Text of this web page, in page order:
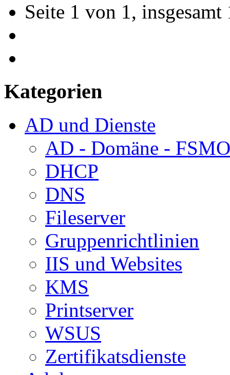
Seite 1 von 1, insgesamt
Kategorien
AD und Dienste
AD - Domäne - FSMO
DHCP
DNS
Fileserver
Gruppenrichtlinien
IIS und Websites
KMS
Printserver
WSUS
Zertifikatsdienste